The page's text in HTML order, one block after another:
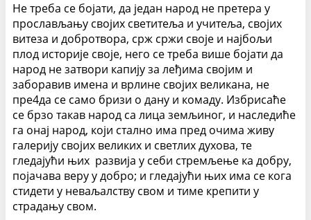
Не треба се бојати, да један народ не претера у
прослављању својих светитеља и учитеља, својих
витеза и добротвора, срж сржи своје и најбољи
плод историје своје, него се треба више бојати да
народ не затвори капију за леђима својим и
заборавив имена и врлине својих великана, не
пре4да се само бризи о дану и комаду. Избрисаће
се брзо такав народ са лица земљиног, и наследиће
га онај народ, који стално има пред очима живу
галерију својих великих и светлих духова, те
гледајући њих развија у себи стремљење ка добру,
појачава веру у добро; и гледајући њих има се кога
стидети у неваљалству свом и тиме крепити у
страдању свом.